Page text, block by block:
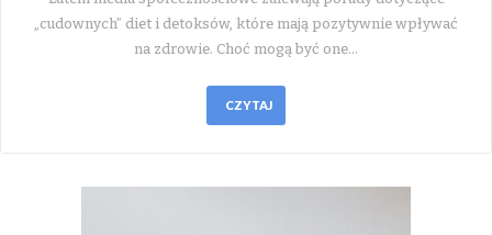
„cudownych” diet i detoksów, które mają pozytywnie wpływać
na zdrowie. Choć mogą być one…
CZYTAJ